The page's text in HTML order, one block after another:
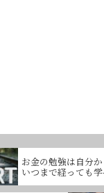
お金の勉強は自分
いつまで経っても